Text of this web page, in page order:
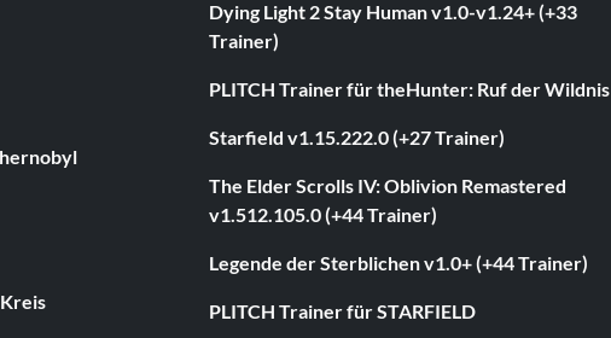
Dying Light 2 Stay Human v1.0-v1.24+ (+33
Trainer)
PLITCH Trainer für theHunter: Ruf der Wildnis
Starfield v1.15.222.0 (+27 Trainer)
The Elder Scrolls IV: Oblivion Remastered
v1.512.105.0 (+44 Trainer)
Legende der Sterblichen v1.0+ (+44 Trainer)
PLITCH Trainer für STARFIELD